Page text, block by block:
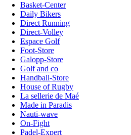
Basket-Center
Daily Bikers
Direct Running
Direct-Volley
Espace Golf
Foot-Store
Galopp-Store
Golf and co
Handball-Store
House of Rugby
La sellerie de Maé
Made in Paradis
Nauti-wave
On-Fight
Padel-Expert